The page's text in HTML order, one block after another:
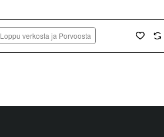
Loppu verkosta ja Porvoosta